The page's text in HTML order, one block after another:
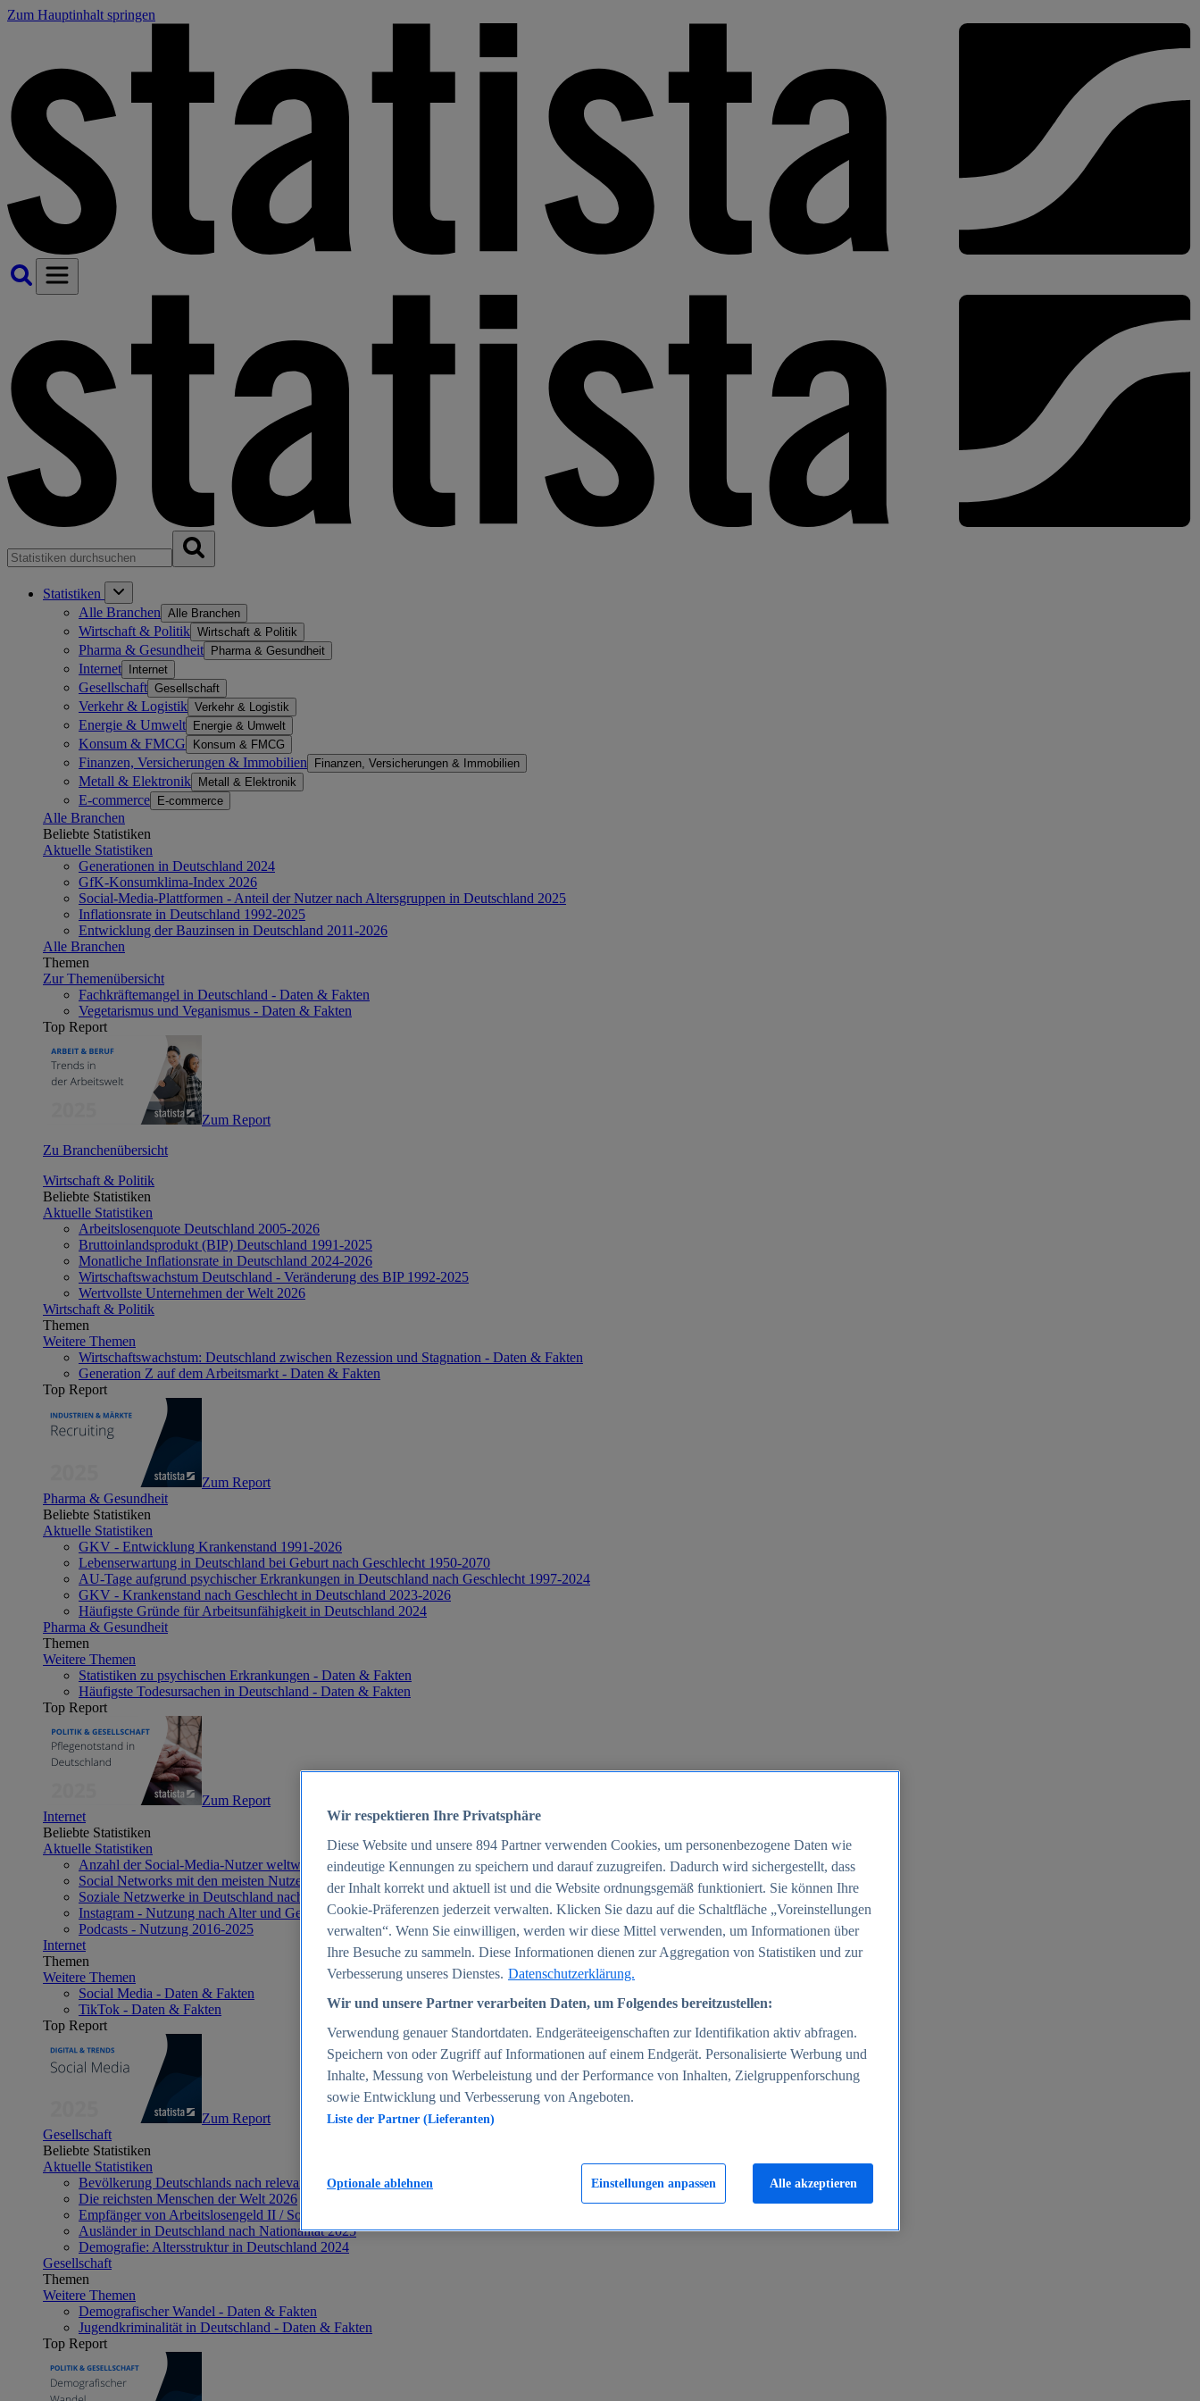
Zum Hauptinhalt springen
Statistiken
Alle Branchen Alle Branchen
Wirtschaft & Politik Wirtschaft & Politik
Pharma & Gesundheit Pharma & Gesundheit
Internet Internet
Gesellschaft Gesellschaft
Verkehr & Logistik Verkehr & Logistik
Energie & Umwelt Energie & Umwelt
Konsum & FMCG Konsum & FMCG
Finanzen, Versicherungen & Immobilien Finanzen, Versicherungen & Immobilien
Metall & Elektronik Metall & Elektronik
E-commerce E-commerce
Alle Branchen
Beliebte Statistiken
Aktuelle Statistiken
Generationen in Deutschland 2024
GfK-Konsumklima-Index 2026
Social-Media-Plattformen - Anteil der Nutzer nach Altersgruppen in Deutschland 2025
Inflationsrate in Deutschland 1992-2025
Entwicklung der Bauzinsen in Deutschland 2011-2026
Alle Branchen
Themen
Zur Themenübersicht
Fachkräftemangel in Deutschland - Daten & Fakten
Vegetarismus und Veganismus - Daten & Fakten
Top Report
Zum Report
Zu Branchenübersicht
Wirtschaft & Politik
Beliebte Statistiken
Aktuelle Statistiken
Arbeitslosenquote Deutschland 2005-2026
Bruttoinlandsprodukt (BIP) Deutschland 1991-2025
Monatliche Inflationsrate in Deutschland 2024-2026
Wirtschaftswachstum Deutschland - Veränderung des BIP 1992-2025
Wertvollste Unternehmen der Welt 2026
Wirtschaft & Politik
Themen
Weitere Themen
Wirtschaftswachstum: Deutschland zwischen Rezession und Stagnation - Daten & Fakten
Generation Z auf dem Arbeitsmarkt - Daten & Fakten
Top Report
Zum Report
Pharma & Gesundheit
Beliebte Statistiken
Aktuelle Statistiken
GKV - Entwicklung Krankenstand 1991-2026
Lebenserwartung in Deutschland bei Geburt nach Geschlecht 1950-2070
AU-Tage aufgrund psychischer Erkrankungen in Deutschland nach Geschlecht 1997-2024
GKV - Krankenstand nach Geschlecht in Deutschland 2023-2026
Häufigste Gründe für Arbeitsunfähigkeit in Deutschland 2024
Pharma & Gesundheit
Themen
Weitere Themen
Statistiken zu psychischen Erkrankungen - Daten & Fakten
Häufigste Todesursachen in Deutschland - Daten & Fakten
Top Report
Zum Report
Internet
Beliebte Statistiken
Aktuelle Statistiken
Anzahl der Social-Media-Nutzer weltweit 2012-2025
Social Networks mit den meisten Nutzern weltweit 2025
Soziale Netzwerke in Deutschland nach Generationen 2025
Instagram - Nutzung nach Alter und Geschlecht in Deutschland 2025
Podcasts - Nutzung 2016-2025
Internet
Themen
Weitere Themen
Social Media - Daten & Fakten
TikTok - Daten & Fakten
Top Report
Zum Report
Gesellschaft
Beliebte Statistiken
Aktuelle Statistiken
Bevölkerung Deutschlands nach relevanten Altersgruppen 2024
Die reichsten Menschen der Welt 2026
Empfänger von Arbeitslosengeld II / Sozialgeld / Bürgergeld in Deutschland 2005-2025
Ausländer in Deutschland nach Nationalität 2025
Demografie: Altersstruktur in Deutschland 2024
Gesellschaft
Themen
Weitere Themen
Demografischer Wandel - Daten & Fakten
Jugendkriminalität in Deutschland - Daten & Fakten
Top Report
Wir respektieren Ihre Privatsphäre
Diese Website und unsere 894 Partner verwenden Cookies, um personenbezogene Daten wie
eindeutige Kennungen zu speichern und darauf zuzugreifen. Dadurch wird sichergestellt, dass
der Inhalt korrekt und aktuell ist und die Website ordnungsgemäß funktioniert. Sie können Ihre
Cookie-Präferenzen jederzeit verwalten. Klicken Sie dazu auf die Schaltfläche „Voreinstellungen
verwalten“. Wenn Sie einwilligen, werden wir diese Mittel verwenden, um Informationen über
Ihre Besuche zu sammeln. Diese Informationen dienen zur Aggregation von Statistiken und zur
Verbesserung unseres Dienstes. Datenschutzerklärung.
Wir und unsere Partner verarbeiten Daten, um Folgendes bereitzustellen:
Verwendung genauer Standortdaten. Endgeräteeigenschaften zur Identifikation aktiv abfragen.
Speichern von oder Zugriff auf Informationen auf einem Endgerät. Personalisierte Werbung und
Inhalte, Messung von Werbeleistung und der Performance von Inhalten, Zielgruppenforschung
sowie Entwicklung und Verbesserung von Angeboten.
Liste der Partner (Lieferanten)
Einstellungen anpassen
Optionale ablehnen Alle akzeptieren